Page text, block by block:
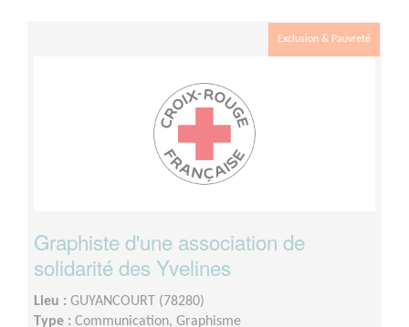
Exclusion & Pauvreté
Graphiste d'une association de
solidarité des Yvelines
Lieu : GUYANCOURT (78280)
Type : Communication, Graphisme